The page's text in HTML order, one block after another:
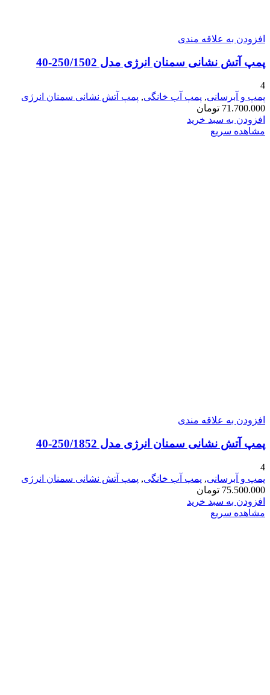
افزودن به علاقه مندی
پمپ آتش نشانی سمنان انرژی مدل 250/1502-40
4
پمپ و آبرسانی, پمپ آب خانگی, پمپ آتش نشانی سمنان انرژی
71.700.000 تومان
افزودن به سبد خرید
مشاهده سریع
افزودن به علاقه مندی
پمپ آتش نشانی سمنان انرژی مدل 250/1852-40
4
پمپ و آبرسانی, پمپ آب خانگی, پمپ آتش نشانی سمنان انرژی
75.500.000 تومان
افزودن به سبد خرید
مشاهده سریع